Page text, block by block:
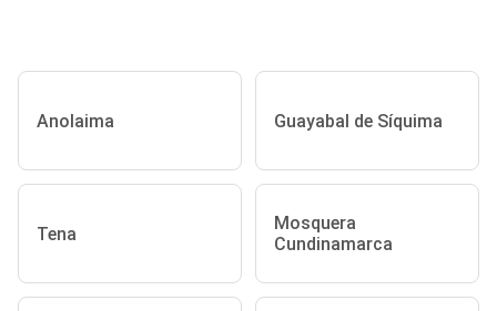
Anolaima Guayabal de Síquima
Tena
Mosquera
Cundinamarca